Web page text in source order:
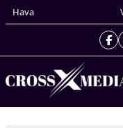
Hava